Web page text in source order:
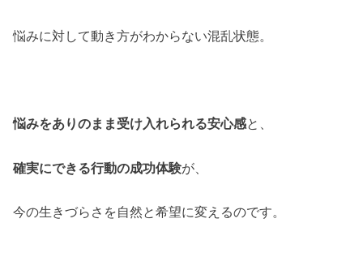
悩みに対して動き方がわからない混乱状態。
悩みをありのまま受け入れられる安心感と、
確実にできる行動の成功体験が、
今の生きづらさを自然と希望に変えるのです。